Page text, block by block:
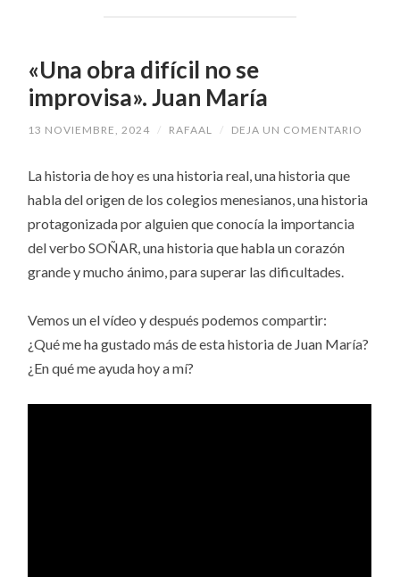
«Una obra difícil no se
improvisa». Juan María
13 NOVIEMBRE, 2024 / RAFAAL / DEJA UN COMENTARIO
La historia de hoy es una historia real, una historia que
habla del origen de los colegios menesianos, una historia
protagonizada por alguien que conocía la importancia
del verbo SOÑAR, una historia que habla un corazón
grande y mucho ánimo, para superar las dificultades.
Vemos un el vídeo y después podemos compartir:
¿Qué me ha gustado más de esta historia de Juan María?
¿En qué me ayuda hoy a mí?